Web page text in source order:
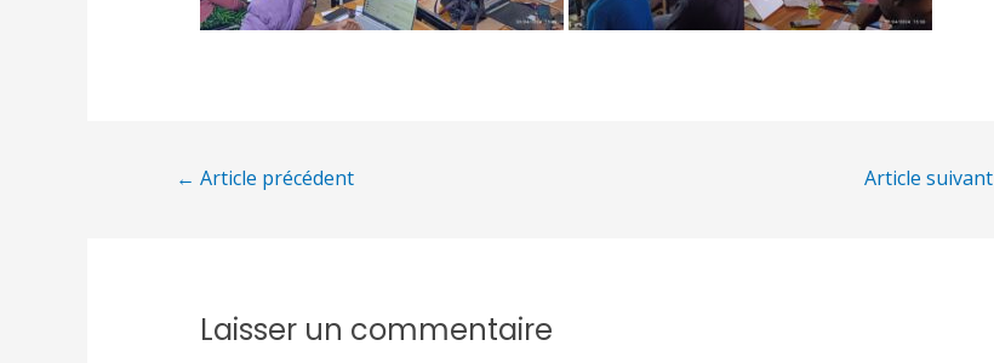
← Article précédent Article suivant
Laisser un commentaire